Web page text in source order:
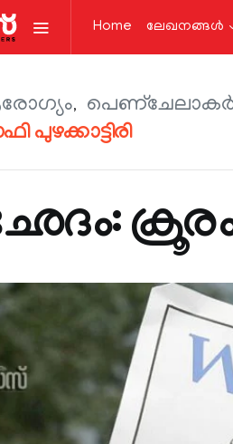
Home ലേഖനങ്ങള്‍